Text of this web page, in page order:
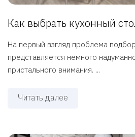
Как выбрать кухонный
На первый взгляд проблема
представляется немного
пристального внимания. ...
Читать далее